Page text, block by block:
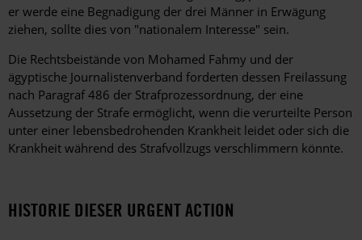
er werde eine Begnadigung der drei Männer in Erwägung
ziehen, sollte dies von "nationalem Interesse" sein.
Die Rechtsbeistände von Mohamed Fahmy und der
ägyptische Journalistenverband forderten dessen Freilassung
nach Paragraf 486 der Strafprozessordnung, der eine
Aussetzung der Strafe ermöglicht, wenn die verurteilte Person
unter einer lebensbedrohenden Krankheit leidet oder sich die
Krankheit während des Strafvollzugs verschlimmern könnte.
HISTORIE DIESER URGENT ACTION